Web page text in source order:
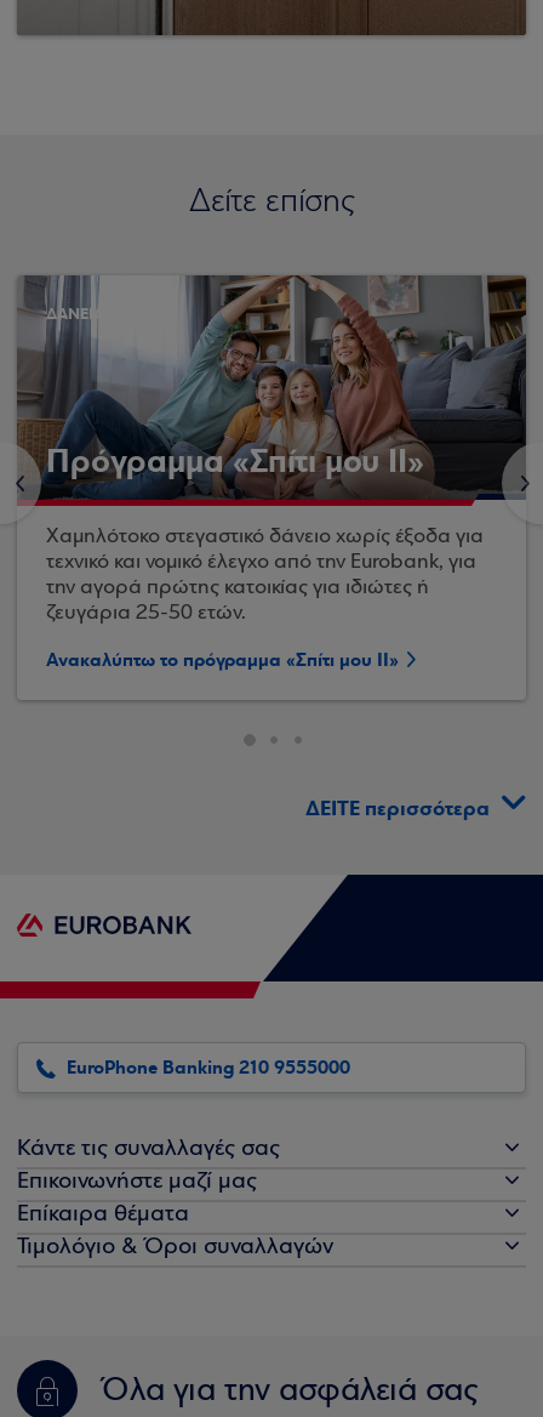
Δείτε επίσης
<
ΔΑΝΕΙΑ
Πρόγραμμα «Σπίτι μου ΙΙ»
Χαμηλότοκο στεγαστικό δάνειο χωρίς έξοδα για
τεχνικό και νομικό έλεγχο από την Eurobank, για
την αγορά πρώτης κατοικίας για ιδιώτες ή
ζευγάρια 25-50 ετών.
Ανακαλύπτω το πρόγραμμα «Σπίτι μου ΙΙ»
>
ΔΕΙΤΕ περισσότερα
EuroPhone Banking 210 9555000
Κάντε τις συναλλαγές σας
Επικοινωνήστε μαζί μας
Επίκαιρα θέματα
Τιμολόγιο & Όροι συναλλαγών
Όλα για την ασφάλειά σας